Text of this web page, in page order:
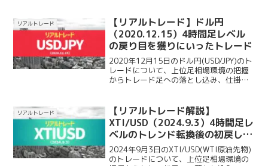
リアルトレード
【リアルトレード】ドル円
（2020.12.15）4時間足レベル
の戻り目を獲りにいったトレード
2020年12月15日のドル円(USD/JPY)のト
レードについて、上位足相場環境の把握
からトレード足への落とし込み、仕掛
リアルトレード
【リアルトレード解説】
XTI/USD（2024.9.3）4時間足レ
ベルのトレンド転換後の初戻しを
獲りにいったトレード
2024年9月3日のXTI/USD(WTI原油先物)
のトレードについて、上位足相場環境の